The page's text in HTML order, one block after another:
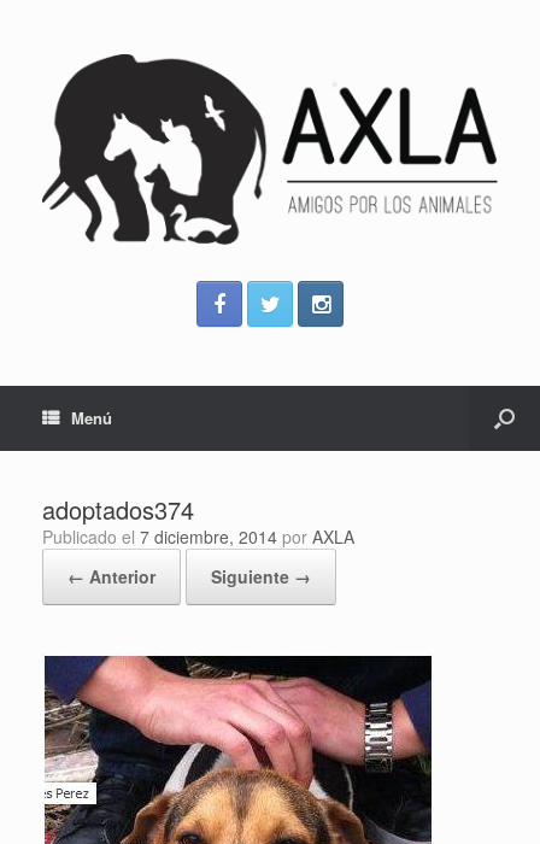
Menú
adoptados374
Publicado el 7 diciembre, 2014 por AXLA
← Anterior
Siguiente →